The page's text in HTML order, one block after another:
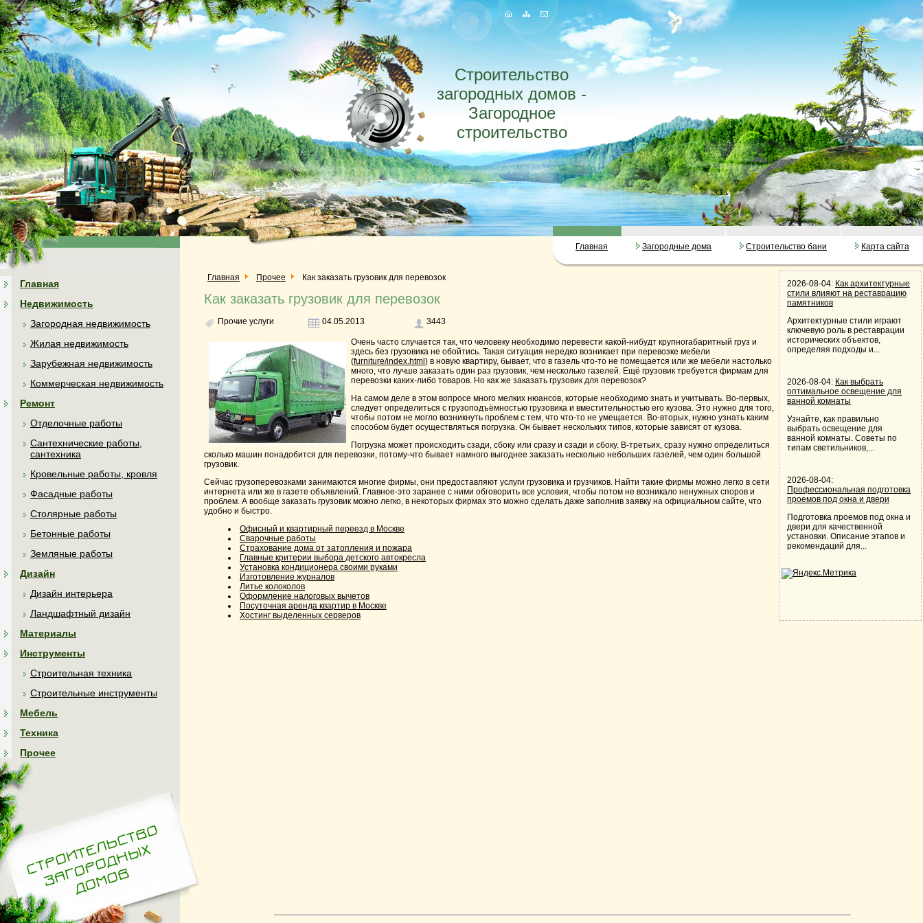
Строительство
загородных домов -
Загородное
строительство
Главная Загородные дома Строительство бани Карта сайта
Главная
Недвижимость
Загородная недвижимость
Жилая недвижимость
Зарубежная недвижимость
Коммерческая недвижимость
Ремонт
Отделочные работы
Сантехнические работы,
сантехника
Кровельные работы, кровля
Фасадные работы
Столярные работы
Бетонные работы
Земляные работы
Дизайн
Дизайн интерьера
Ландшафтный дизайн
Материалы
Инструменты
Строительная техника
Строительные инструменты
Мебель
Техника
Прочее
Главная Прочее Как заказать грузовик для перевозок
Как заказать грузовик для перевозок
Прочие услуги 04.05.2013 3443
Очень часто случается так, что человеку необходимо перевести какой-нибудт крупногабаритный груз и
здесь без грузовика не обойтись. Такая ситуация нередко возникает при перевозке мебели
(furniture/index.html) в новую квартиру, бывает, что в газель что-то не помещается или же мебели настолько
много, что лучше заказать один раз грузовик, чем несколько газелей. Ещё грузовик требуется фирмам для
перевозки каких-либо товаров. Но как же заказать грузовик для перевозок?
На самом деле в этом вопросе много мелких нюансов, которые необходимо знать и учитывать. Во-первых,
следует определиться с грузоподъёмностью грузовика и вместительностью его кузова. Это нужно для того,
чтобы потом не могло возникнуть проблем с тем, что что-то не умещается. Во-вторых, нужно узнать каким
способом будет осуществляться погрузка. Он бывает нескольких типов, которые зависят от кузова.
Погрузка может происходить сзади, сбоку или сразу и сзади и сбоку. В-третьих, сразу нужно определиться
сколько машин понадобится для перевозки, потому-что бывает намного выгоднее заказать несколько небольших газелей, чем один большой
грузовик.
Сейчас грузоперевозками занимаются многие фирмы, они предоставляют услуги грузовика и грузчиков. Найти такие фирмы можно легко в сети
интернета или же в газете объявлений. Главное-это заранее с ними обговорить все условия, чтобы потом не возникало ненужных споров и
проблем. А вообще заказать грузовик можно легко, в некоторых фирмах это можно сделать даже заполнив заявку на официальном сайте, что
удобно и быстро.
Офисный и квартирный переезд в Москве
Сварочные работы
Страхование дома от затопления и пожара
Главные критерии выбора детского автокресла
Установка кондиционера своими руками
Изготовление журналов
Литье колоколов
Оформление налоговых вычетов
Посуточная аренда квартир в Москве
Хостинг выделенных серверов
2026-08-04: Как архитектурные
стили влияют на реставрацию
памятников
Архитектурные стили играют
ключевую роль в реставрации
исторических объектов,
определяя подходы и...
2026-08-04: Как выбрать
оптимальное освещение для
ванной комнаты
Узнайте, как правильно
выбрать освещение для
ванной комнаты. Советы по
типам светильников,...
2026-08-04:
Профессиональная подготовка
проемов под окна и двери
Подготовка проемов под окна и
двери для качественной
установки. Описание этапов и
рекомендаций для...